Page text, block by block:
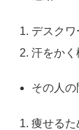
デスク
汗をか
その人の
痩せるた